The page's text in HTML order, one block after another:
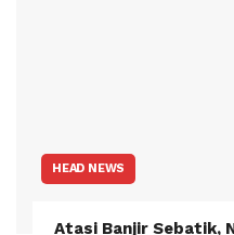
HEAD NEWS
Atasi Banjir Sebatik,